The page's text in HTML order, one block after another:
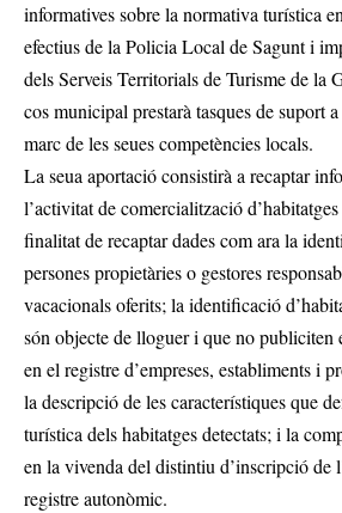
informatives sobre la normativa turística
efectius de la Policia Local de Sagunt i
dels Serveis Territorials de Turisme de la
cos municipal prestarà tasques de suport
marc de les seues competències locals.
La seua aportació consistirà a recaptar
l’activitat de comercialització
finalitat de recaptar dades com ara la
persones propietàries o gestores
vacacionals oferits; la identificació
són objecte de lloguer i que no publiciten
en el registre d’empreses, establiments i
la descripció de les característiques que
turística dels habitatges detectats; i la
en la vivenda del distintiu d’inscripció de
registre autonòmic.